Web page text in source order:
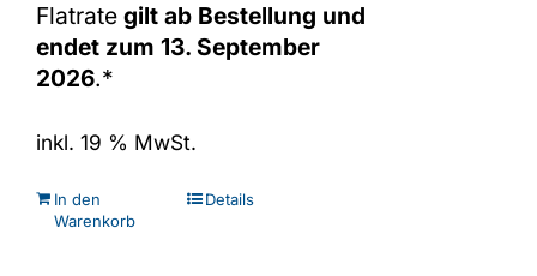
Flatrategilt ab Bestellung und
endet zum 13. September
2026.*
inkl. 19 % MwSt.
In den
Warenkorb
Details